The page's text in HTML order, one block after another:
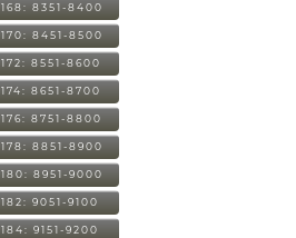
168: 8351-8400
170: 8451-8500
172: 8551-8600
174: 8651-8700
176: 8751-8800
178: 8851-8900
180: 8951-9000
182: 9051-9100
184: 9151-9200